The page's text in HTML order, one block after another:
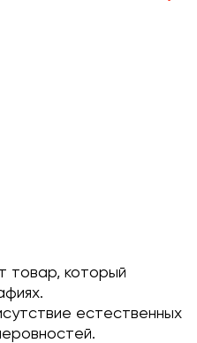
товар, который
естественных